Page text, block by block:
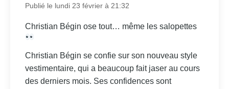
Publié le lundi 23 février à 21:32
Christian Bégin ose tout… même les salopettes
Christian Bégin se confie sur son nouveau style
vestimentaire, qui a beaucoup fait jaser au cours
des derniers mois. Ses confidences sont